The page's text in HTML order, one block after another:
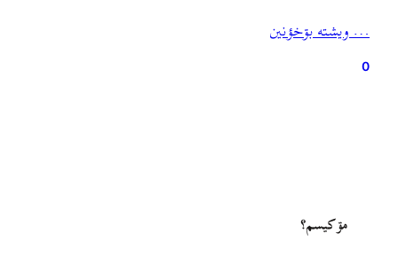
زعم خودم بسیاری از گفتنی‌هام رو که گمان میکردم باید به گوش
نسل تازه‌نفس…
… ويشته بۊخؤنين
0
مۊ کيسم؟